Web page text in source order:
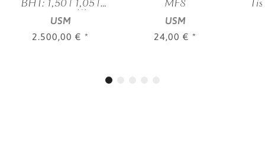
BHT: 1,50 | 1,05 |
0,35 m, 4 KL,
verschied. Farben
USM
2.500,00 € *
MF8
USM
24,00 € *